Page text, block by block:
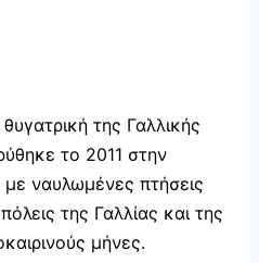
της Γαλλικής
το 2011 στην
ναυλωμένες πτήσεις
της Γαλλίας και της
μήνες.